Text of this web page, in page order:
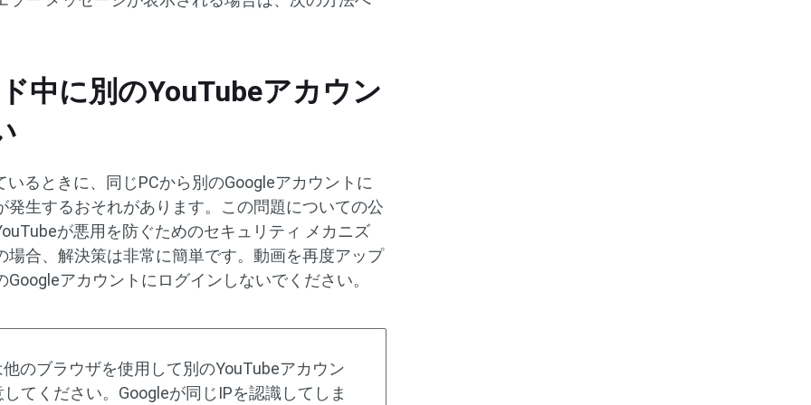
中に別のYouTubeアカウン
るときに、同じPCから別のGoogleアカウントに
生するおそれがあります。この問題についての公
が悪用を防ぐためのセキュリティ メカニズ
合、解決策は非常に簡単です。動画を再度アップ
アカウントにログインしないでください。
のブラウザを使用して別のYouTubeアカウン
てください。Googleが同じIPを認識してしま